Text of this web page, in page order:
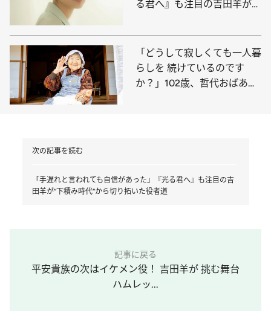
る君へ』も注目の吉田羊が
役者道
「どうして寂しくても一人暮
らしを 続けているのです
か？」102歳、哲代おばあち
次の記事を読む
「手遅れと言われても自信があった」『光る君へ』も注目の吉
田羊が“下積み時代“から切り拓いた役者道
記事に戻る
平安貴族の次はイケメン役！ 吉田羊が 挑む舞台
ハムレッ...